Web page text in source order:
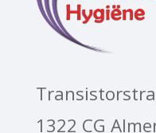
1322 CG